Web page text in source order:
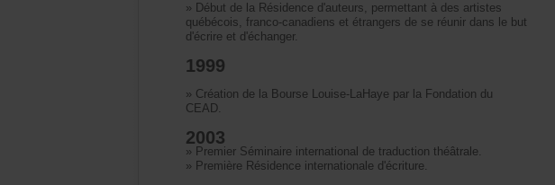
» DébutdelaRésidenced'auteurs,permettantàdesartistes
québécois,franco-canadiensetétrangersdeseréunirdanslebut
d'écrireetd'échanger.
1999
» CréationdelaBourseLouise-LaHayeparlaFondationdu
CEAD.
2003
» PremierSéminaireinternationaldetraductionthéâtrale.
» PremièreRésidenceinternationaled'écriture.